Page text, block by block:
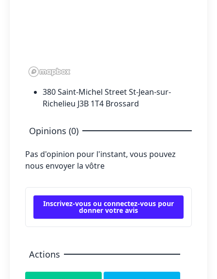
380 Saint-Michel Street St-Jean-sur-
Richelieu J3B 1T4 Brossard
Opinions (0)
Pas d'opinion pour l'instant, vous pouvez
nous envoyer la vôtre
Inscrivez-vous ou connectez-vous pour
donner votre avis
Actions